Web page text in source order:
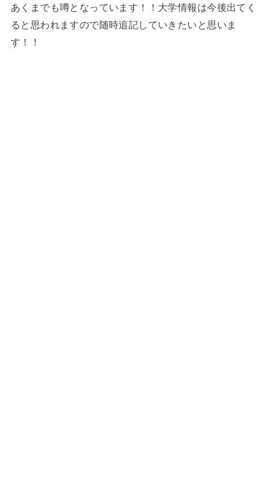
あくまでも噂となっています！！大学情報は今後出てく
ると思われますので随時追記していきたいと思いま
す！！